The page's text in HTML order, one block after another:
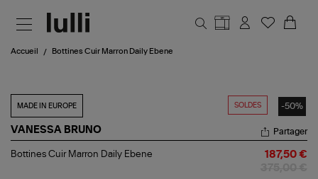
Accueil Bottines Cuir Marron Daily Ebene
SOLDES -50%
MADE IN EUROPE
VANESSA BRUNO
Bottines
Partager
Bottines Cuir Marron Daily Ebene 187,50 €